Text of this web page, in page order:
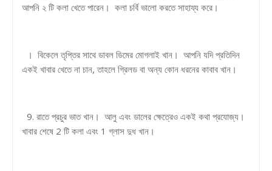
আপনি ২ টি কলা খেতে পারেন। কলা চর্বি ভালো করতে সাহায্য করে।
। বিকেলে তৃপ্তির সাথে ডাবল ডিমের মোগলাই খান। আপনি যদি প্রতিদিন
একই খাবার খেতে না চান, তাহলে গ্রিলড বা অন্য কোন ধরনের কাবাব খান।
9. রাতে প্রচুর ভাত খান। আলু এবং ডালের ক্ষেত্রেও একই কথা প্রযোজ্য।
খাবার শেষে 2 টি কলা এবং 1 গ্লাস দুধ খান।